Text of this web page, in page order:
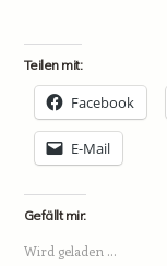
Teilen mit:
Facebook
E-Mail
Gefällt mir:
Wird geladen …